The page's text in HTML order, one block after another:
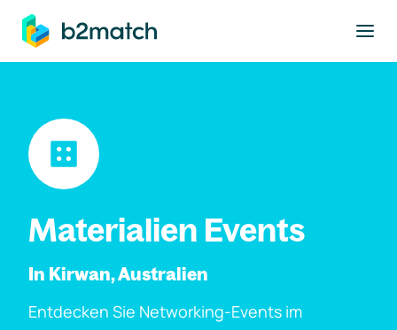
springen
Materialien Events
In Kirwan, Australien
Entdecken Sie Networking-Events im